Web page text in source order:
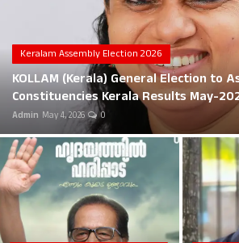
Career
Education
Business
Local News
Earn Money
Tutorials
Keralam Assembly Election 2026
KOLLAM (Kerala) General Election to
Constituencies Kerala Results May-
Admin May 4, 2026 0